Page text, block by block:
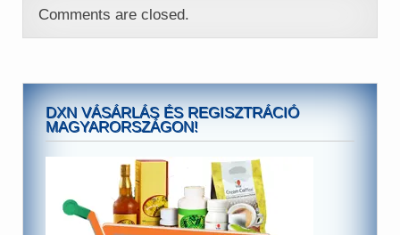
évezredes tapasztalatok a
keleti kinai orvoslásban
Comments are closed.
DXN VÁSÁRLÁS ÉS REGISZTRÁCIÓ
MAGYARORSZÁGON!